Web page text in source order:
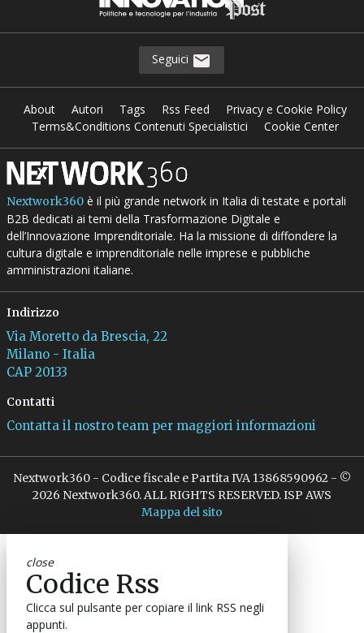
Seguici
About Autori Tags Rss Feed
Privacy e Cookie Policy
Terms&Conditions Contenuti Specialistici
Cookie Center
Nextwork360è il più grande network in Italia di testate e portali
B2B dedicati ai temi della Trasformazione Digitale e
dell’Innovazione Imprenditoriale. Ha la missione di diffondere la
cultura digitale e imprenditoriale nelle imprese e pubbliche
amministrazioni italiane.
Indirizzo
Via Moretto da Brescia, 22
Milano - Italia
CAP 20133
Contatti
Contatta il nostro team per maggiori informazioni
Nextwork360 - Codice fiscale e Partita IVA 13868590962 - ©
2026 Nextwork360. ALL RIGHTS RESERVED. ISP AWS
Mappa del sito
close
Codice Rss
Clicca sul pulsante per copiare il link RSS negli
appunti.